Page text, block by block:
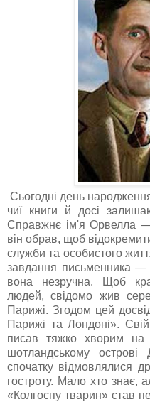
Сьогодні день
чиї книги й досі
Справжнє ім'я Орвелла
він обрав, щоб
служби та особистого
завдання письменника —
вона незручна. Щоб
людей, свідомо жив
Парижі. Згодом цей
Парижі та Лондоні».
писав тяжко хворим на
шотландському
спочатку відмовлялися
гостроту. Мало хто знає,
«Колгоспу тварин» став